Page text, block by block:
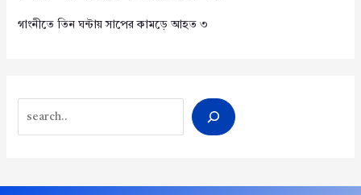
গাংনীতে তিন ঘন্টায় সাপের কামড়ে আহত ৩